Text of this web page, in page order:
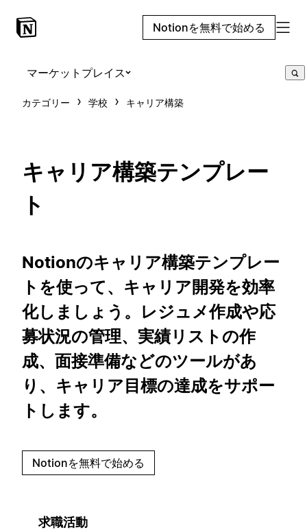
Notionを無料で始める
マーケットプレイス
カテゴリー 学校 キャリア構築
キャリア構築テンプレー
ト
Notionのキャリア構築テンプレー
トを使って、キャリア開発を効率
化しましょう。レジュメ作成や応
募状況の管理、実績リストの作
成、面接準備などのツールがあ
り、キャリア目標の達成をサポー
トします。
Notionを無料で始める
求職活動